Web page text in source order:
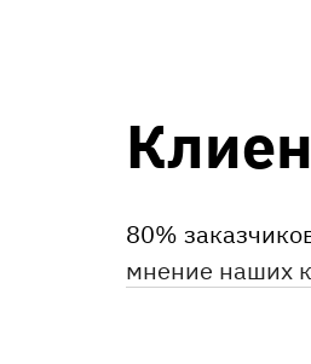
80%
мнение наших